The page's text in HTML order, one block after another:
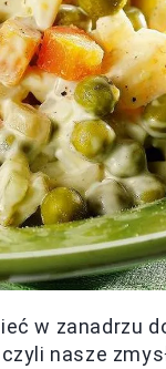
w zanadrzu
nasze